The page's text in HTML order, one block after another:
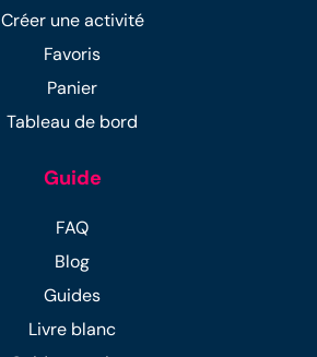
Créer une activité
Favoris
Panier
Tableau de bord
Guide
FAQ
Blog
Guides
Livre blanc